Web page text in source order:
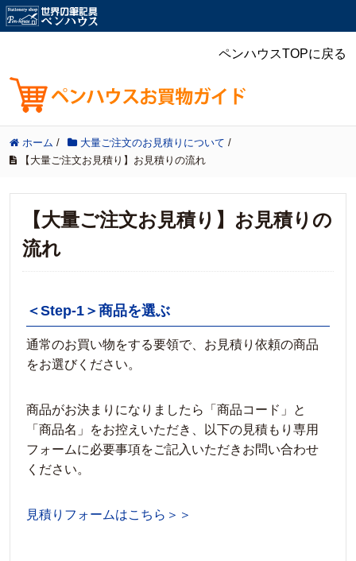
ペンハウスTOPに戻る
ホーム / 大量ご注文のお見積りについて /
【大量ご注文お見積り】お見積りの流れ
【大量ご注文お見積り】お見積りの
流れ
＜Step-1＞商品を選ぶ
通常のお買い物をする要領で、お見積り依頼の商品
をお選びください。
商品がお決まりになりましたら「商品コード」と
「商品名」をお控えいただき、以下の見積もり専用
フォームに必要事項をご記入いただきお問い合わせ
ください。
見積りフォームはこちら＞＞